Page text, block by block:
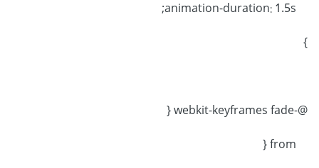
}
@-webkit-keyframes fade {